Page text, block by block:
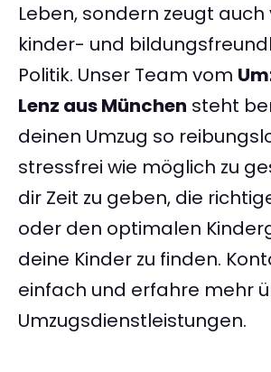
Leben, sondern zeugt auch
kinder- und
Politik. Unser Team vom
Lenz aus München steht
deinen Umzug so
stressfrei wie möglich zu
dir Zeit zu geben, die
oder den optimalen
deine Kinder zu finden.
einfach und erfahre mehr
Umzugsdienstleistungen.